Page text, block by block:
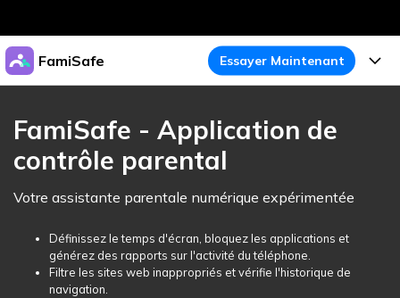
Produits phares
Utilité
Aperçu
Solutions
Actualités
Boutique
Support
FamiSafe Essayer Maintenant
FamiSafe
Protégez la Vie Numérique de Vos Enfants
Essai Gratuit
Fonctionnalités
Activité de l'Appareil
Service de Localisation
Blog
Traceur de Localisation
Temps d'Écran
Ressources
Thèmes Phares
Tarifs
FamiSafe - Application de
contrôle parental
Votre assistante parentale numérique expérimentée
Définissez le temps d'écran, bloquez les applications et
générez des rapports sur l'activité du téléphone.
Filtre les sites web inappropriés et vérifie l'historique de
navigation.